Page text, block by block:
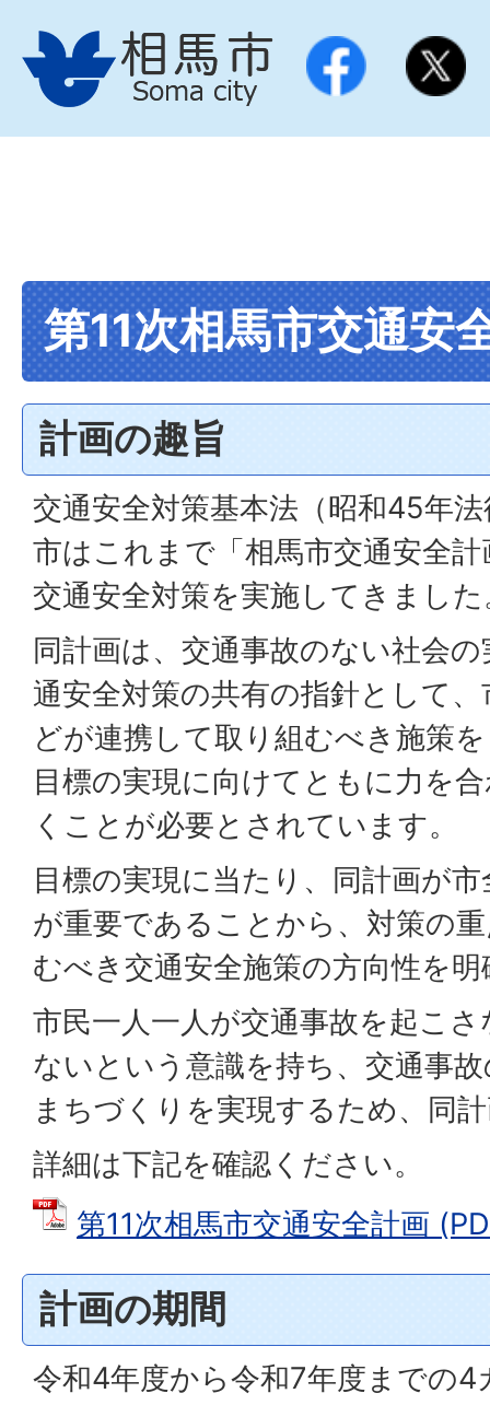
第11次相馬市交通安
計画の趣旨
交通安全対策基本法（昭和45年
市はこれまで「相馬市交通安全
交通安全対策を実施してきました
同計画は、交通事故のない社会
通安全対策の共有の指針として
どが連携して取り組むべき施策
目標の実現に向けてともに力を
くことが必要とされています。
目標の実現に当たり、同計画が
が重要であることから、対策の
むべき交通安全施策の方向性を
市民一人一人が交通事故を起こ
ないという意識を持ち、交通事
まちづくりを実現するため、同
詳細は下記を確認ください。
第11次相馬市交通安全計画
計画の期間
令和4年度から令和7年度までの4